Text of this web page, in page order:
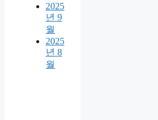
2025
년 9
월
2025
년 8
월